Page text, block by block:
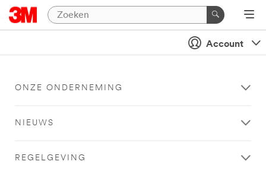
Account
ONZE ONDERNEMING
NIEUWS
REGELGEVING